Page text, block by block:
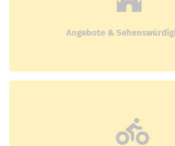
Angebote &